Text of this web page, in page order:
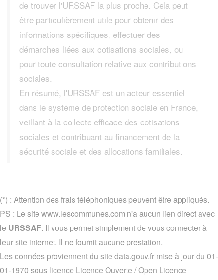
de trouver l'URSSAF la plus proche. Cela peut
être particulièrement utile pour obtenir des
informations spécifiques, effectuer des
démarches liées aux cotisations sociales, ou
pour toute consultation relative aux contributions
sociales.
En résumé, l'URSSAF est un acteur essentiel
dans le système de protection sociale en France,
veillant à la collecte efficace des cotisations
sociales et contribuant au financement de la
sécurité sociale et des allocations familiales.
(*) : Attention des frais téléphoniques peuvent être appliqués.
PS : Le site www.lescommunes.com n'a aucun lien direct avec
le URSSAF. Il vous permet simplement de vous connecter à
leur site internet. Il ne fournit aucune prestation.
Les données proviennent du site data.gouv.fr mise à jour du 01-
01-1970 sous licence Licence Ouverte / Open Licence